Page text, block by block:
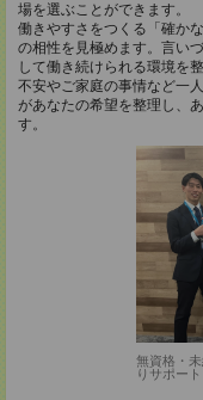
場を選ぶことができます。
働きやすさをつくる「確か
の相性を見極めます。言い
して働き続けられる環境を
不安やご家庭の事情など一
があなたの希望を整理し、
す。
無資格・
りサポー